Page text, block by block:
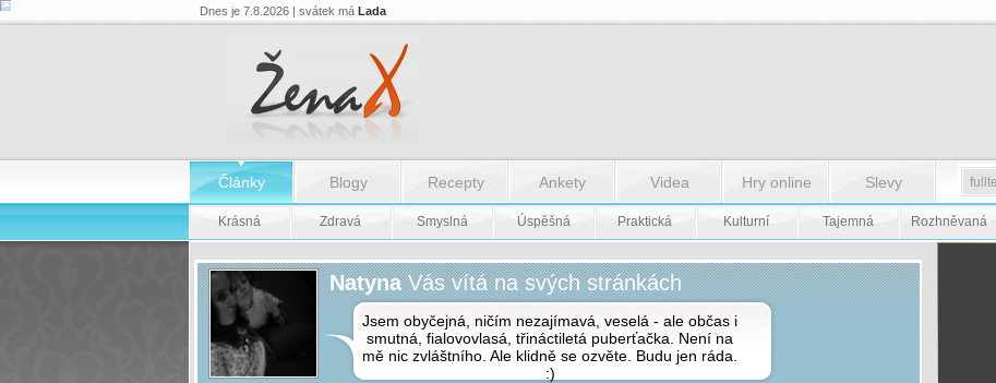
Dnes je 7.8.2026 | svátek má Lada
Články Blogy Recepty Ankety Videa Hry online Slevy
Krásná Zdravá Smyslná Úspěšná Praktická Kulturní Tajemná Rozhněvaná
Natyna Vás vítá na svých stránkách
Jsem obyčejná, ničím nezajímavá, veselá - ale občas i
smutná, fialovovlasá, třináctiletá puberťačka. Není na
mě nic zvláštního. Ale klidně se ozvěte. Budu jen ráda.
:)